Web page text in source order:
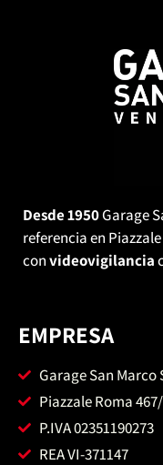
Desde 1950Garage
referencia en
convideovigilancia
EMPRESA
Garage San Marco
Piazzale Roma
P.IVA 02351190273
REA VI-371147